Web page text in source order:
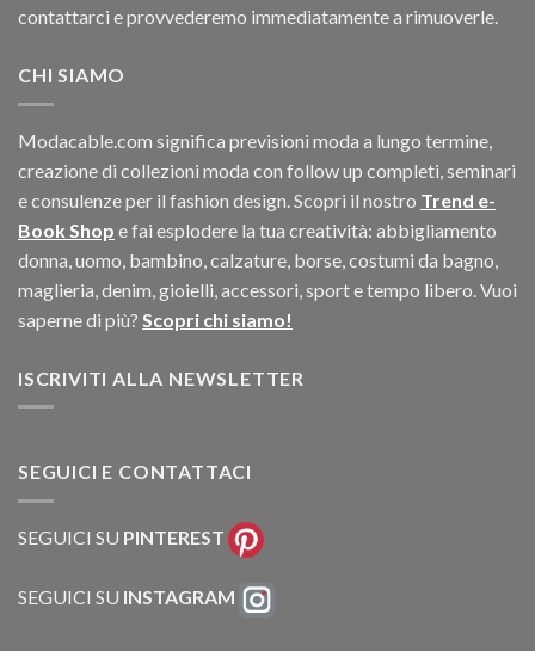
contattarci e provvederemo immediatamente a rimuoverle.
CHI SIAMO
Modacable.com significa previsioni moda a lungo termine,
creazione di collezioni moda con follow up completi, seminari
e consulenze per il fashion design. Scopri il nostro Trend e-
Book Shop e fai esplodere la tua creatività: abbigliamento
donna, uomo, bambino, calzature, borse, costumi da bagno,
maglieria, denim, gioielli, accessori, sport e tempo libero. Vuoi
saperne di più? Scopri chi siamo!
ISCRIVITI ALLA NEWSLETTER
SEGUICI E CONTATTACI
SEGUICI SU PINTEREST
SEGUICI SU INSTAGRAM